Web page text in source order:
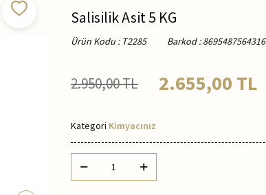
Salisilik Asit 5 KG
Ürün Kodu : T2285 Barkod : 8695487564316
2.950,00TL 2.655,00 TL
Kategori Kimyacınız